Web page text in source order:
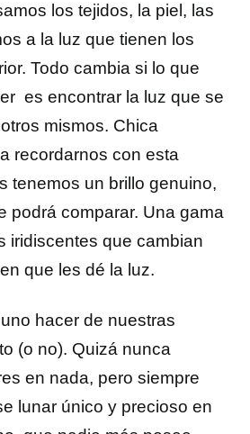
los tejidos, la piel, las
a la luz que tienen los
Todo cambia si lo que
es encontrar la luz que se
mismos. Chica
recordarnos con esta
tenemos un brillo genuino,
podrá comparar. Una gama
iridiscentes que cambian
que les dé la luz.
hacer de nuestras
(o no). Quizá nunca
en nada, pero siempre
lunar único y precioso en